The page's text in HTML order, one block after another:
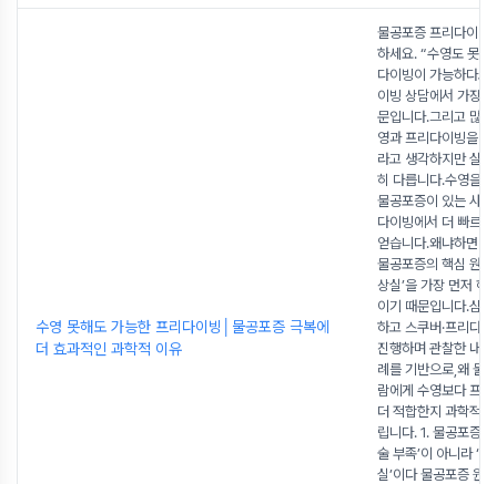
수영 못해도 가능한 프리다이빙│물공포증 극복에
더 효과적인 과학적 이유
물공포증 프리다이빙
하세요. “수영도 못
다이빙이 가능하다고
이빙 상담에서 가장
문입니다.그리고 많
영과 프리다이빙을
라고 생각하지만 실
히 다릅니다.수영을
물공포증이 있는 사
다이빙에서 더 빠르
얻습니다.왜냐하면
물공포증의 핵심 원인
상실’을 가장 먼저 해
이기 때문입니다.심
하고 스쿠버·프리다
진행하며 관찰한 내
례를 기반으로,왜 물
람에게 수영보다 프
더 적합한지 과학적
립니다. 1. 물공포증의
술 부족’이 아니라 ‘통
실’이다 물공포증 원